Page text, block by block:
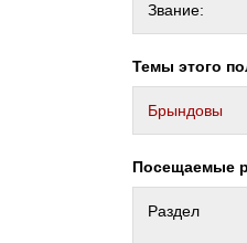
Звание:
Темы этого
Брындовы
Посещаемые
Раздел